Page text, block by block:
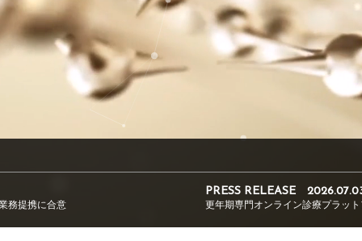
務提携に合意
PRESS RELEASE
更年期専門オンライン診療プラッ